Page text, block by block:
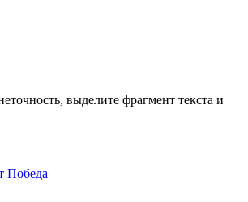
выделите фрагмент текста и